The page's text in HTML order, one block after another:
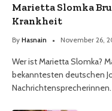
Marietta Slomka
Krankheit
By Hasnain November 26,
Wer ist Marietta Slomka?
bekanntesten deutschen